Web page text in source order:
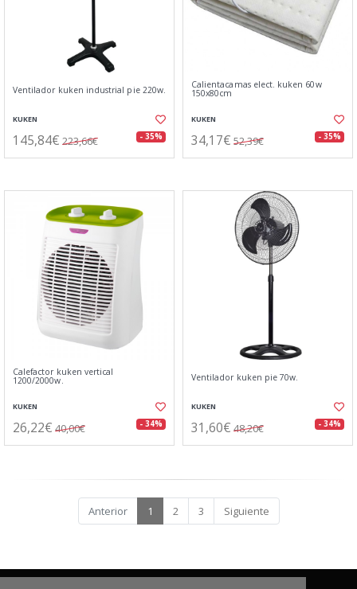
Ventilador kuken industrial pie 220w.
KUKEN
145,84€ 223,66€ - 35%
Calientacamas elect. kuken 60w
150x80cm
KUKEN
34,17€ 52,39€ - 35%
Calefactor kuken vertical
1200/2000w.
KUKEN
26,22€ 40,00€ - 34%
Ventilador kuken pie 70w.
KUKEN
31,60€ 48,20€ - 34%
Anterior 1 2 3 Siguiente